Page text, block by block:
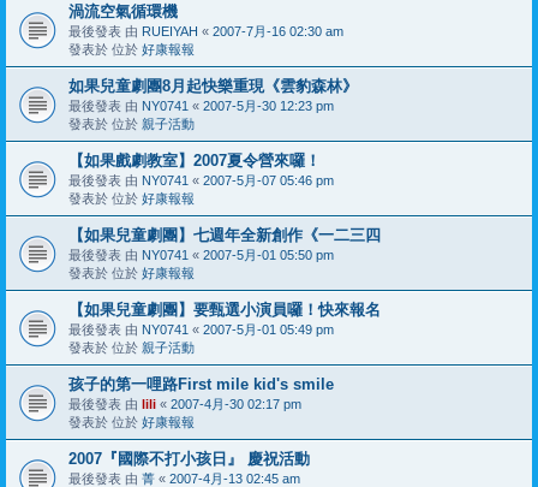
渦流空氣循環機
最後發表 由 RUEIYAH « 2007-7月-16 02:30 am
發表於 位於 好康報報
如果兒童劇團8月起快樂重現《雲豹森林》
最後發表 由 NY0741 « 2007-5月-30 12:23 pm
發表於 位於 親子活動
【如果戲劇教室】2007夏令營來囉！
最後發表 由 NY0741 « 2007-5月-07 05:46 pm
發表於 位於 好康報報
【如果兒童劇團】七週年全新創作《一二三四
最後發表 由 NY0741 « 2007-5月-01 05:50 pm
發表於 位於 好康報報
【如果兒童劇團】要甄選小演員囉！快來報名
最後發表 由 NY0741 « 2007-5月-01 05:49 pm
發表於 位於 親子活動
孩子的第一哩路First mile kid's smile
最後發表 由 lili « 2007-4月-30 02:17 pm
發表於 位於 好康報報
2007『國際不打小孩日』 慶祝活動
最後發表 由 菁 « 2007-4月-13 02:45 am